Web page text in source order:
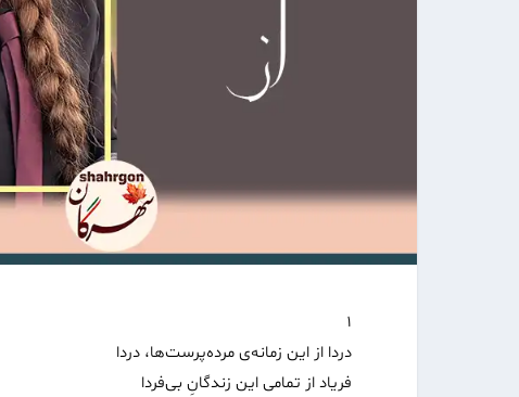
۱
دردا از این زمانه‌ی مرده‌پرست‌ها، دردا
فریاد از تمامی این زندگانِ بی‌فردا